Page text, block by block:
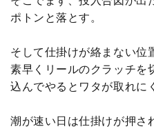
ポトンと落とす。
そして仕掛けが絡まない位
素早くリールのクラッチを
込んでやるとワタが取れに
潮が速い日は仕掛けが押さ